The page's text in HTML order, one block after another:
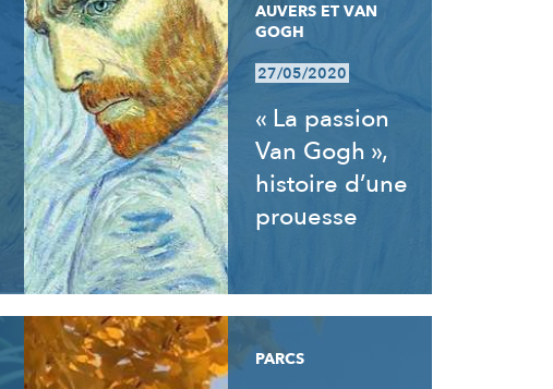
AUVERS ET VAN
GOGH
27/05/2020
« La passion
Van Gogh »,
histoire d’une
prouesse
PARCS